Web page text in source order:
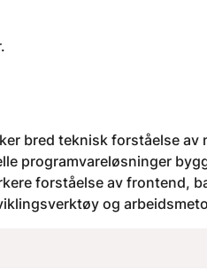
bred teknisk forståelse av
programvareløsninger
forståelse av frontend,
og